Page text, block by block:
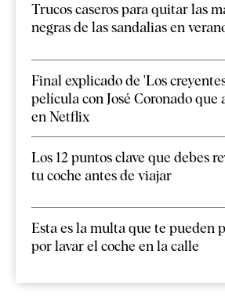
Trucos caseros para quitar las
negras de las sandalias en
Final explicado de 'Los
película con José Coronado que
en Netflix
Los 12 puntos clave que debes
tu coche antes de viajar
Esta es la multa que te pueden
por lavar el coche en la calle